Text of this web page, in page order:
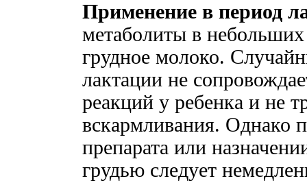
Применение в период
метаболиты в
грудное молоко.
лактации не
реакций у ребенка и не
вскармливания. Однако
препарата или
грудью следует